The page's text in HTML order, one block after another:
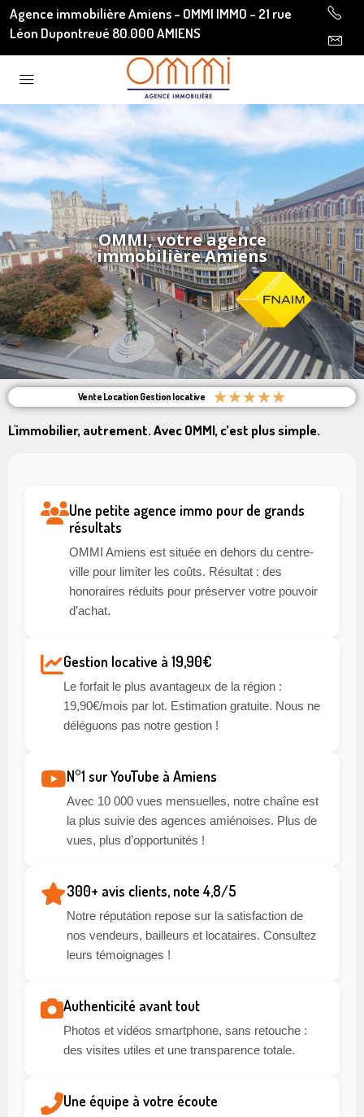
Agence immobilière Amiens - OMMI IMMO - 21 rue
Léon Dupontreué 80.000 AMIENS
OMMI, votre agence
immobilière Amiens
Vente Location Gestion locative ★★★★★
L'immobilier, autrement. Avec OMMI, c’est plus simple.
Une petite agence immo pour de grands
résultats
OMMI Amiens est située en dehors du centre-
ville pour limiter les coûts. Résultat : des
honoraires réduits pour préserver votre pouvoir
d’achat.
Gestion locative à 19,90€
Le forfait le plus avantageux de la région :
19,90€/mois par lot. Estimation gratuite. Nous ne
déléguons pas notre gestion !
N°1 sur YouTube à Amiens
Avec 10 000 vues mensuelles, notre chaîne est
la plus suivie des agences amiénoises. Plus de
vues, plus d’opportunités !
300+ avis clients, note 4,8/5
Notre réputation repose sur la satisfaction de
nos vendeurs, bailleurs et locataires. Consultez
leurs témoignages !
Authenticité avant tout
Photos et vidéos smartphone, sans retouche :
des visites utiles et une transparence totale.
Une équipe à votre écoute